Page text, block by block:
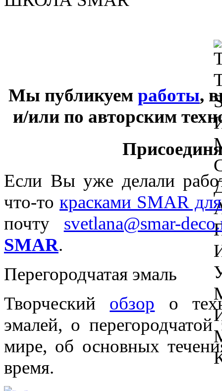
Мы публикуем работы,
и/или по авторским
Если Вы уже делали
что-то красками SMAR
почту svetlana@smar-
SMAR.
Перегородчатая эмаль
Творческий обзор о
эмалей, о
мире, об основных
время.